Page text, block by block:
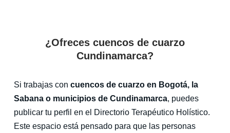
¿Ofreces cuencos de cuarzo
Cundinamarca?
Si trabajas con cuencos de cuarzo en Bogotá, la
Sabana o municipios de Cundinamarca, puedes
publicar tu perfil en el Directorio Terapéutico Holístico.
Este espacio está pensado para que las personas